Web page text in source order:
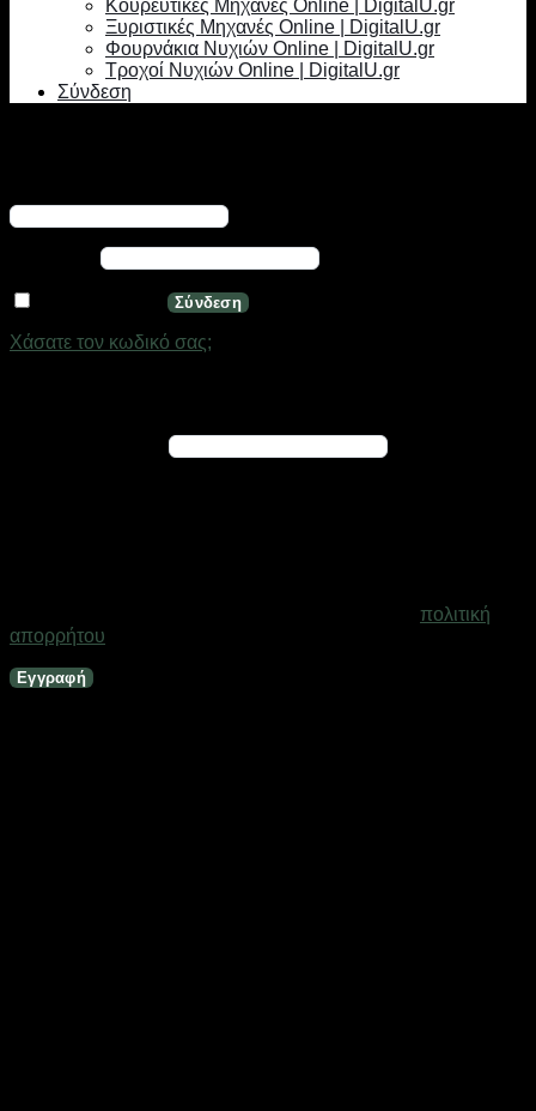
Κουρευτικές Μηχανές Online | DigitalU.gr
Ξυριστικές Μηχανές Online | DigitalU.gr
Φουρνάκια Νυχιών Online | DigitalU.gr
Τροχοί Νυχιών Online | DigitalU.gr
Σύνδεση
Απαιτείται
Σύνδεση
Χάσατε τον κωδικό σας;
Απαιτείται
πολιτική
απορρήτου
Εγγραφή